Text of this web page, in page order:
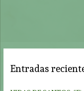
Entradas